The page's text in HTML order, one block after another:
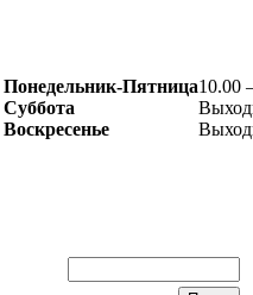
Понедельник-Пятница10.00
Суббота
Воскресенье